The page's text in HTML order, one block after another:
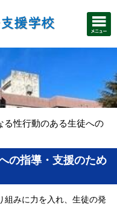
る性行動のある生徒への
の指導・支援のため
組みに力を入れ、生徒の発